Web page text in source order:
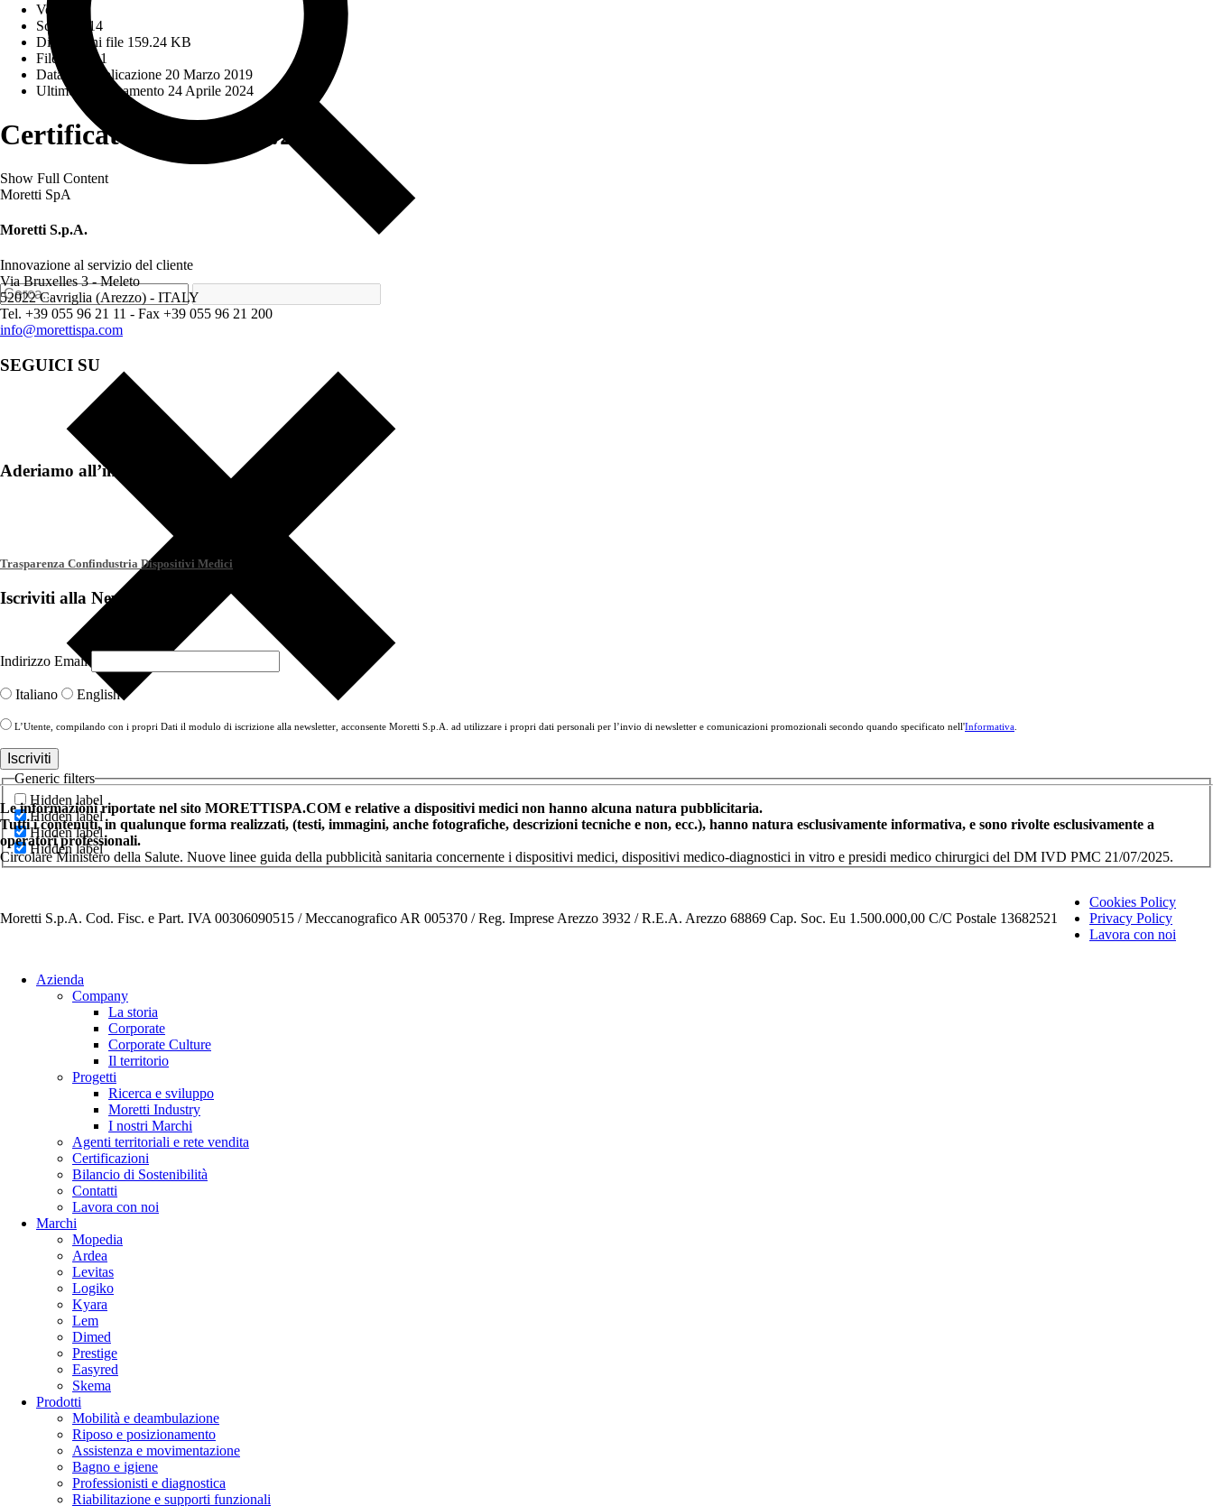
Generic filters
Hidden label
Hidden label
Hidden label
Hidden label
Version
Scarica
614
Dimensioni file 159.24 KB
File Count1
Data di Pubblicazione 20 Marzo 2019
Ultimo aggiornamento 24 Aprile 2024
Certificato ISO 13485:2016
Show Full Content
Moretti SpA
Moretti S.p.A.
Innovazione al servizio del cliente
Via Bruxelles 3 - Meleto
52022 Cavriglia (Arezzo) - ITALY
Tel. +39 055 96 21 11 - Fax +39 055 96 21 200
info@morettispa.com
SEGUICI SU
Aderiamo all’iniziativa
Trasparenza Confindustria Dispositivi Medici
Iscriviti alla Newsletter
Indirizzo Email
Italiano English
L’Utente, compilando con i propri Dati il modulo di iscrizione alla newsletter, acconsente Moretti S.p.A. ad utilizzare i propri dati personali per l’invio di newsletter e comunicazioni promozionali secondo quando specificato nell'Informativa.
Le informazioni riportate nel sito MORETTISPA.COM e relative a dispositivi medici non hanno alcuna natura pubblicitaria.
Tutti i contenuti, in qualunque forma realizzati, (testi, immagini, anche fotografiche, descrizioni tecniche e non, ecc.), hanno natura esclusivamente informativa, e sono rivolte esclusivamente a
operatori professionali.
Circolare Ministero della Salute. Nuove linee guida della pubblicità sanitaria concernente i dispositivi medici, dispositivi medico-diagnostici in vitro e presidi medico chirurgici del DM IVD PMC 21/07/2025.
Moretti S.p.A. Cod. Fisc. e Part. IVA 00306090515 / Meccanografico AR 005370 / Reg. Imprese Arezzo 3932 / R.E.A. Arezzo 68869 Cap. Soc. Eu 1.500.000,00 C/C Postale 13682521
Cookies Policy
Privacy Policy
Lavora con noi
Azienda
Company
La storia
Corporate
Corporate Culture
Il territorio
Progetti
Ricerca e sviluppo
Moretti Industry
I nostri Marchi
Agenti territoriali e rete vendita
Certificazioni
Bilancio di Sostenibilità
Contatti
Lavora con noi
Marchi
Mopedia
Ardea
Levitas
Logiko
Kyara
Lem
Dimed
Prestige
Easyred
Skema
Prodotti
Mobilità e deambulazione
Riposo e posizionamento
Assistenza e movimentazione
Bagno e igiene
Professionisti e diagnostica
Riabilitazione e supporti funzionali